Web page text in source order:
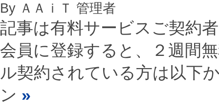
By ＡＡｉＴ 管理者
記事は有料サービスご契約
会員に登録すると、２週間
ル契約されている方は以下
ン »